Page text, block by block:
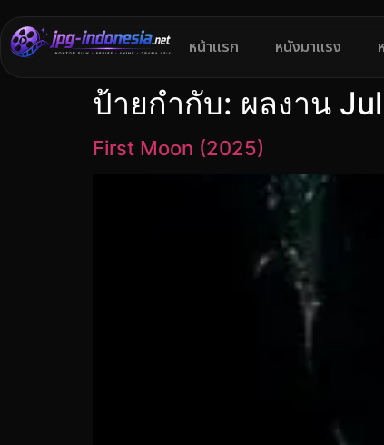
หน้าแรก หนังมาแรง
ป้ายกำกับ: ผลงาน
First Moon (2025)